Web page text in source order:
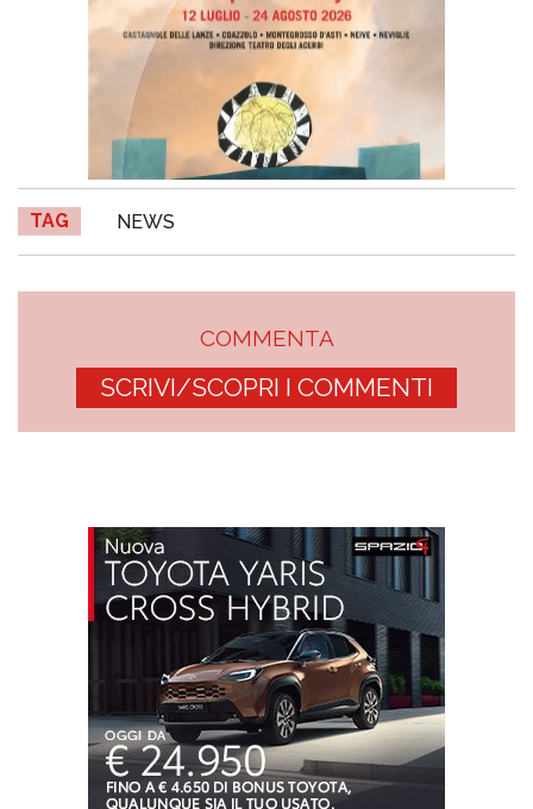
TAG NEWS
COMMENTA
SCRIVI/SCOPRI I COMMENTI